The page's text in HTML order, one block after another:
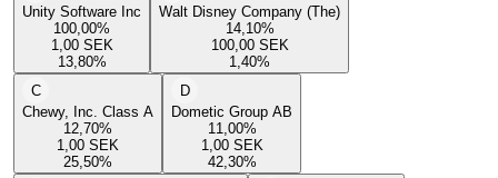
Unity Software Inc
100,00%
1,00 SEK
13,80%
Walt Disney Company (The)
14,10%
100,00 SEK
1,40%
C
Chewy, Inc. Class A
12,70%
1,00 SEK
25,50%
D
Dometic Group AB
11,00%
1,00 SEK
42,30%